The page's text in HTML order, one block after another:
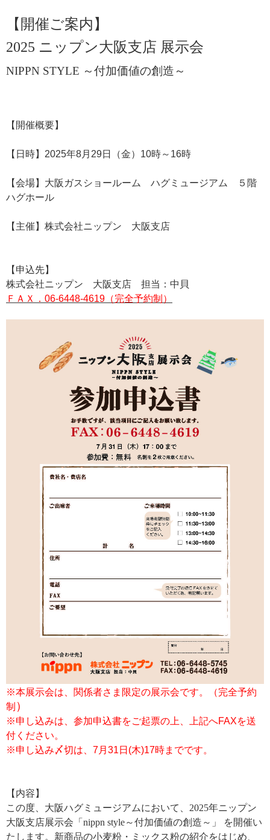
【開催ご案内】
2025 ニップン大阪支店 展示会
NIPPN STYLE ～付加価値の創造～
【開催概要】
【日時】2025年8月29日（金）10時～16時
【会場】大阪ガスショールーム ハグミュージアム ５階
ハグホール
【主催】株式会社ニップン 大阪支店
【申込先】
株式会社ニップン 大阪支店 担当：中貝
ＦＡＸ．06‐6448‐4619（完全予約制）
※本展示会は、関係者さま限定の展示会です。（完全予約
制 ）
※申し込みは、参加申込書をご起票の上、上記へFAXを送
付ください。
※申し込み〆切は、7月31日(木)17時までです。
【内容】
この度、大阪ハグミュージアムにおいて、2025年ニップン
大阪支店展示会「nippn style～付加価値の創造～」 を開催い
たします。新商品の小麦粉・ミックス粉の紹介をはじめ、